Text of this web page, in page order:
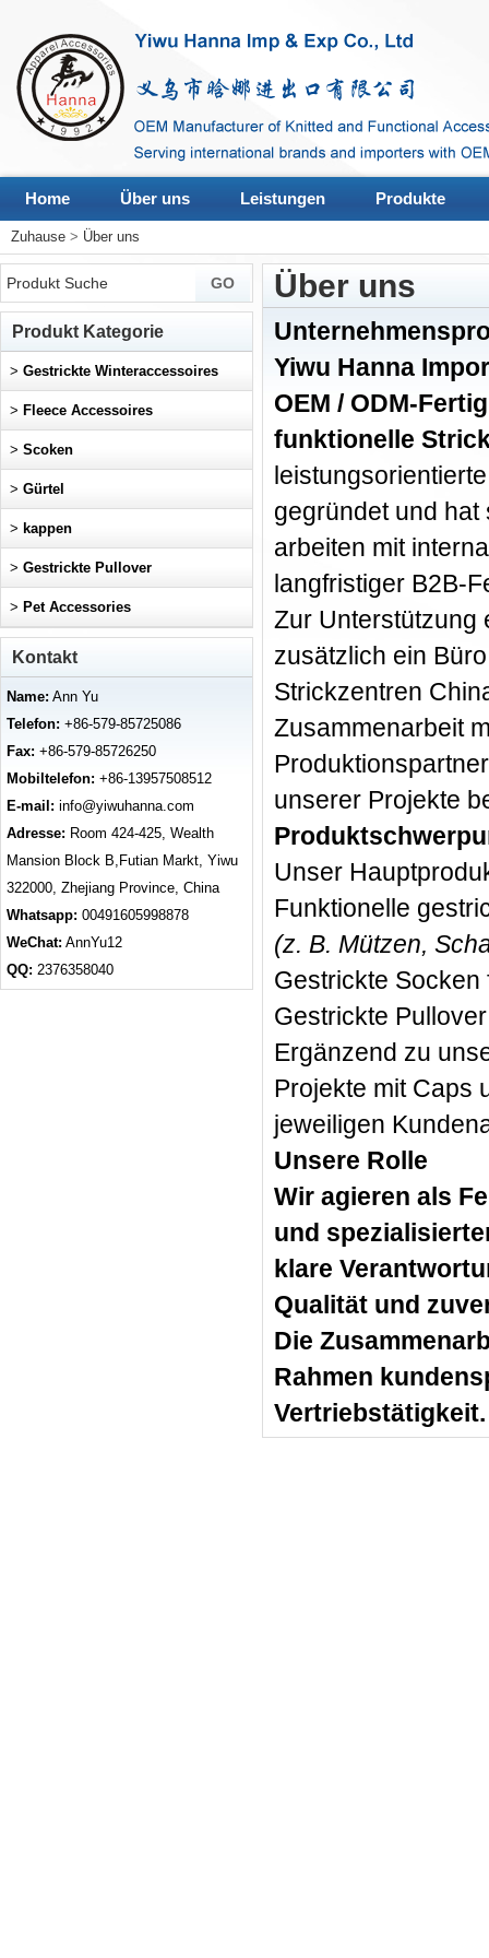
Home Über uns Leistungen Produkte
Zuhause > Über uns
Über uns
Yiwu Hanna
OEM / ODM-
funktionelle
gegründet und hat
arbeiten mit
langfristiger B2B-
Zur Unterstützung
zusätzlich ein
Strickzentren
Zusammenarbeit
unserer Projekte
Unser
Funktionelle
(z. B. Mützen,
Gestrickte
Gestrickte Pullover
Ergänzend zu
Projekte mit Caps
jeweiligen
Unsere Rolle
Wir agieren als
und
klare
Qualität und
Die
Rahmen
Vertriebstätigkeit.
Produkt Kategorie
> Gestrickte Winteraccessoires
> Fleece Accessoires
> Scoken
> Gürtel
> kappen
> Gestrickte Pullover
> Pet Accessories
Kontakt
Name: Ann Yu
Telefon: +86-579-85725086
Fax: +86-579-85726250
Mobiltelefon: +86-13957508512
E-mail: info@yiwuhanna.com
Adresse: Room 424-425, Wealth
Mansion Block B,Futian Markt, Yiwu
322000, Zhejiang Province, China
Whatsapp: 00491605998878
WeChat: AnnYu12
QQ: 2376358040